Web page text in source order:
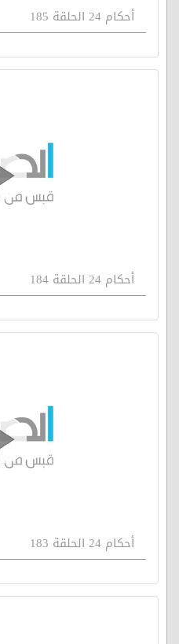
أحكام 24 الحلقة 185
أحكام 24 الحلقة 184
أحكام 24 الحلقة 183